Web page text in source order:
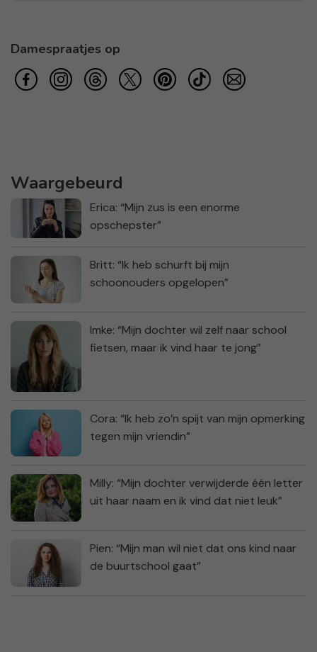
Damespraatjes op
Waargebeurd
Erica: “Mijn zus is een enorme
opschepster”
Britt: “Ik heb schurft bij mijn
schoonouders opgelopen”
Imke: “Mijn dochter wil zelf naar school
fietsen, maar ik vind haar te jong”
Cora: “Ik heb zo’n spijt van mijn opmerking
tegen mijn vriendin”
Milly: “Mijn dochter verwijderde één letter
uit haar naam en ik vind dat niet leuk”
Pien: “Mijn man wil niet dat ons kind naar
de buurtschool gaat”